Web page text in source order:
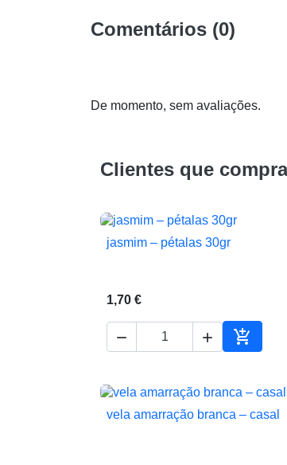
Comentários (0)
De momento, sem avaliações.
Clientes que
 Vista rápida
jasmim – pétalas 30gr
1,70 €
  
 Vista rápida
vela amarração branca – casal